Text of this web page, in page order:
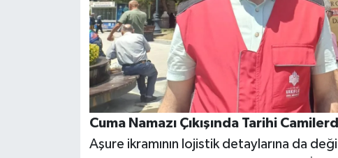
Cuma Namazı Çıkışında Tarihi
Aşure ikramının lojistik detaylarına da